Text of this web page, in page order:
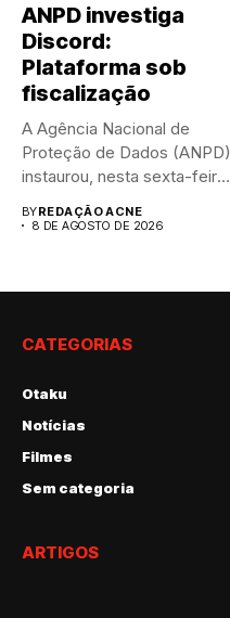
ANPD investiga
Discord:
Plataforma sob
fiscalização
A Agência Nacional de
Proteção de Dados (ANPD)
instaurou, nesta sexta-feira
BYREDAÇÃO ACNE
8 DE AGOSTO DE 2026
CATEGORIAS
Otaku
Notícias
Filmes
Sem categoria
ARTIGOS